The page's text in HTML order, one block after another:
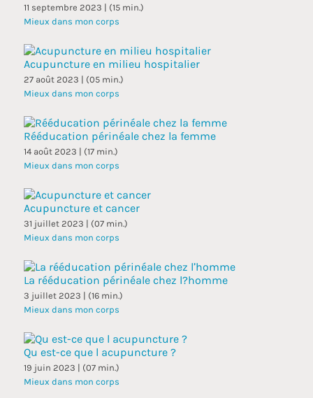
11 septembre 2023 | (15 min.)
Mieux dans mon corps
Acupuncture en milieu hospitalier
27 août 2023 | (05 min.)
Mieux dans mon corps
Rééducation périnéale chez la femme
14 août 2023 | (17 min.)
Mieux dans mon corps
Acupuncture et cancer
31 juillet 2023 | (07 min.)
Mieux dans mon corps
La rééducation périnéale chez l?homme
3 juillet 2023 | (16 min.)
Mieux dans mon corps
Qu est-ce que l acupuncture ?
19 juin 2023 | (07 min.)
Mieux dans mon corps